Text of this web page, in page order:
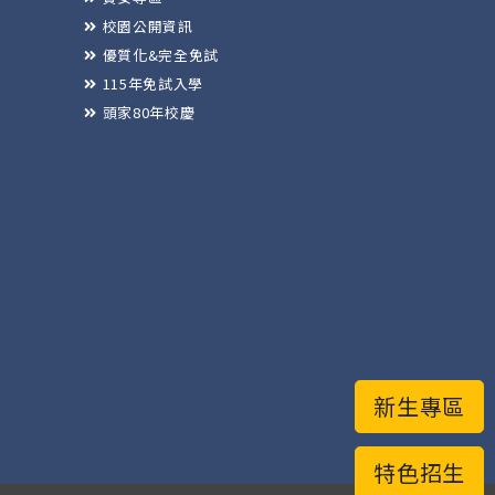
特色招生
新生專區
校園公開資訊
優質化&完全免試
115年免試入學
頭家80年校慶